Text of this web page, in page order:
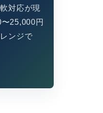
対応が現
25,000円
ンジで